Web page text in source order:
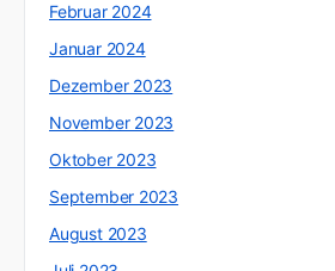
Februar 2024
Januar 2024
Dezember 2023
November 2023
Oktober 2023
September 2023
August 2023